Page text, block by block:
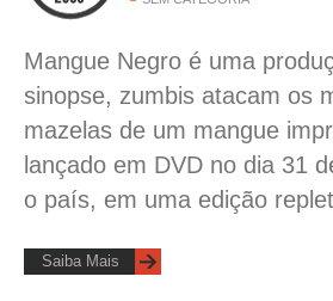
Mangue Negro é uma
sinopse, zumbis atacam os
mazelas de um mangue
lançado em DVD no dia 31
o país, em uma edição
Saiba Mais